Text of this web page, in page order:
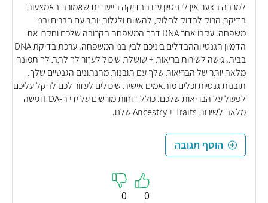
למרבה הצער אין לי ניסיון עם הבדיקה הייעודית שאמורה באמצעות
בדיקת הרוק לבדוק לחלוק, להשוות ולגלות יותר עם חברים ובני
משפחה. עקבו אחר DNA דרך המשפחה הקרובה שלכם וחקרו את
הדמיון הגנטי וההבדלים ביניכם לבין בני המשפחה. ערכת בדיקת DNA
בבית. גישה לשירות בריאות + שושלת שיכול לעזור לך לתת לך תמונה
מלאה יותר של הבריאות שלך עם תובנות מהנתונים הגנטיים שלך.
תובנות גנטיות וכלים מותאמים אישית שיכולים לעזור לכם להקל עליכם
לפעול על הבריאות שלכם. כולל דוחות מורשים על ידי ה-FDA וגישה
מלאה לשירות Ancestry + Traits שלנו.
הוסף תגובה
0
0